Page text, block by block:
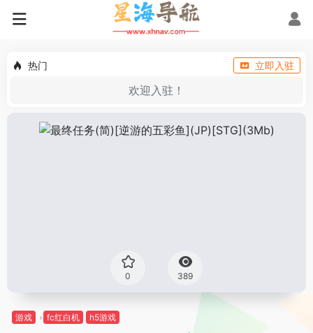
热门 立即入驻
欢迎入驻！
0 389
游戏 fc红白机 h5游戏